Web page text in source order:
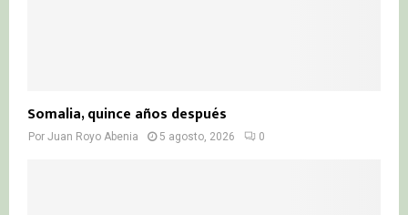
Somalia, quince años después
Por Juan Royo Abenia 5 agosto, 2026 0